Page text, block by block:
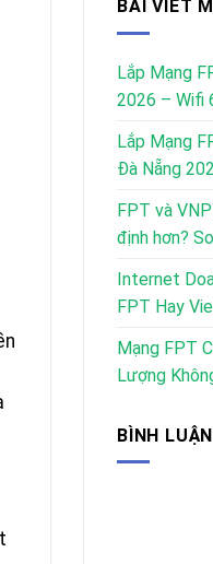
BÀI VIẾT
Lắp Mạng
2026 – Wifi
Lắp Mạng
Đà Nẵng
FPT và
định hơn?
Internet
FPT Hay
Mạng FPT
Lượng
BÌNH